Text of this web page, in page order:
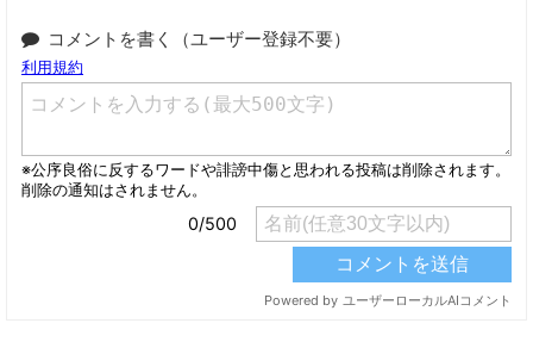
コメントを書く（ユーザー登録不要）